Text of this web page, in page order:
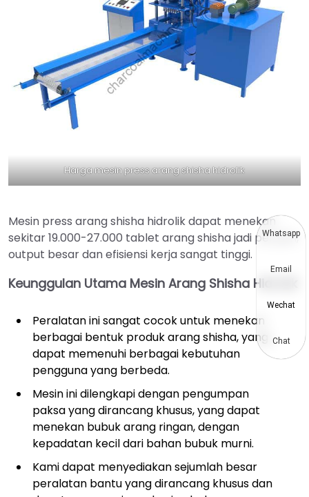
Harga mesin press arang shisha hidrolik
Mesin press arang shisha hidrolik dapat menekan
sekitar 19.000-27.000 tablet arang shisha jadi per jam,
output besar dan efisiensi kerja sangat tinggi.
Keunggulan Utama Mesin Arang Shisha Hidrolik
Peralatan ini sangat cocok untuk menekan
berbagai bentuk produk arang shisha, yang
dapat memenuhi berbagai kebutuhan
pengguna yang berbeda.
Mesin ini dilengkapi dengan pengumpan
paksa yang dirancang khusus, yang dapat
menekan bubuk arang ringan, dengan
kepadatan kecil dari bahan bubuk murni.
Kami dapat menyediakan sejumlah besar
peralatan bantu yang dirancang khusus dan
Whatsapp
Email
Wechat
Chat